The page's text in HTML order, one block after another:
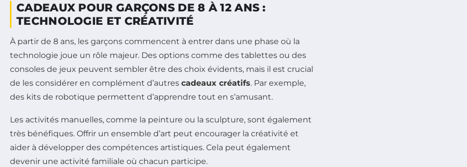
CADEAUX POUR GARÇONS DE 8 À 12 ANS :
TECHNOLOGIE ET CRÉATIVITÉ
À partir de 8 ans, les garçons commencent à entrer dans une phase où la
technologie joue un rôle majeur. Des options comme des tablettes ou des
consoles de jeux peuvent sembler être des choix évidents, mais il est crucial
de les considérer en complément d’autres cadeaux créatifs. Par exemple,
des kits de robotique permettent d’apprendre tout en s’amusant.
Les activités manuelles, comme la peinture ou la sculpture, sont également
très bénéfiques. Offrir un ensemble d’art peut encourager la créativité et
aider à développer des compétences artistiques. Cela peut également
devenir une activité familiale où chacun participe.